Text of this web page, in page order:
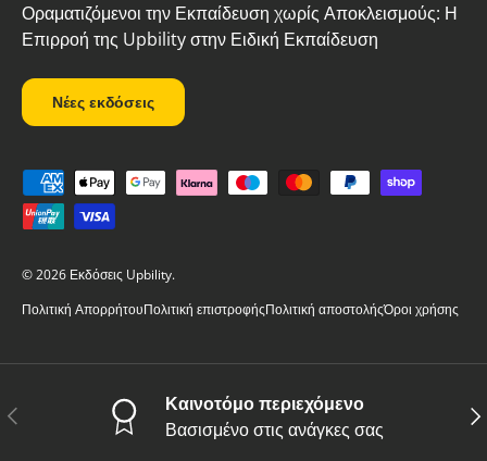
Οραματιζόμενοι την Εκπαίδευση χωρίς Αποκλεισμούς: Η
Επιρροή της Upbility στην Ειδική Εκπαίδευση
Νέες εκδόσεις
Δεκτοί τρόποι πληρωμής
© 2026 Εκδόσεις Upbility.
Πολιτική ΑπορρήτουΠολιτική επιστροφήςΠολιτική αποστολήςΌροι χρήσης
Προηγούμενο
Καινοτόμο περιεχόμενο
Βασισμένο στις ανάγκες σας